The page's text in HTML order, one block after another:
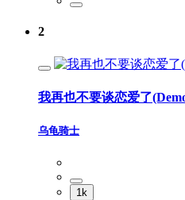
2
我再也不要谈恋爱了
乌龟骑士
1k